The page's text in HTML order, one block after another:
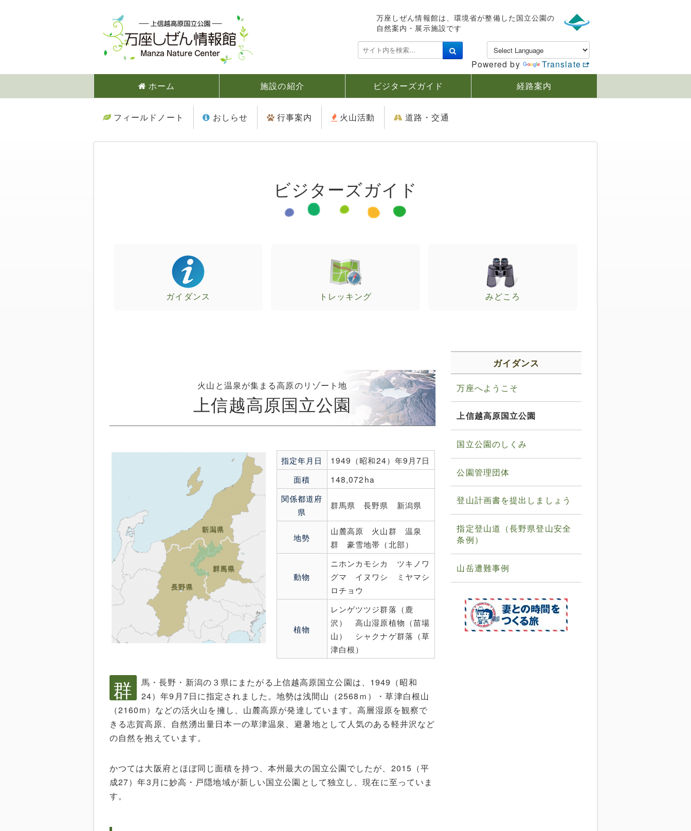
万座しぜん情報館は、環境省が整備した国立公園の
自然案内・展示施設です
検
索
Powered by
Translate
ホーム
施設の紹介 ビジターズガイド 経路案内
フィールドノート おしらせ 行事案内 火山活動 道路・交通
ビジターズガイド
ガイダンス トレッキング みどころ
火山と温泉が集まる高原のリゾート地
上信越高原国立公園
指定年月日
1949（昭和24）年9月7日
面積
148,072ha
関係都道府
県
群馬県 長野県 新潟県
地勢
山麓高原 火山群 温泉
群 豪雪地帯（北部）
動物
ニホンカモシカ ツキノワ
グマ イヌワシ ミヤマシ
ロチョウ
植物
レンゲツツジ群落（鹿
沢） 高山湿原植物（苗場
山） シャクナゲ群落（草
津白根）
群
馬・長野・新潟の３県にまたがる上信越高原国立公園は、1949（昭和
24）年9月7日に指定されました。地勢は浅間山（2568ｍ）・草津白根山
（2160m）などの活火山を擁し、山麓高原が発達しています。高層湿原を観察で
きる志賀高原、自然湧出量日本一の草津温泉、避暑地として人気のある軽井沢など
の自然を抱えています。
かつては大阪府とほぼ同じ面積を持つ、本州最大の国立公園でしたが、2015（平
成27）年3月に妙高・戸隠地域が新しい国立公園として独立し、現在に至っていま
す。
ガイダンス
万座へようこそ
上信越高原国立公園
国立公園のしくみ
公園管理団体
登山計画書を提出しましょう
指定登山道（長野県登山安全
条例）
山岳遭難事例